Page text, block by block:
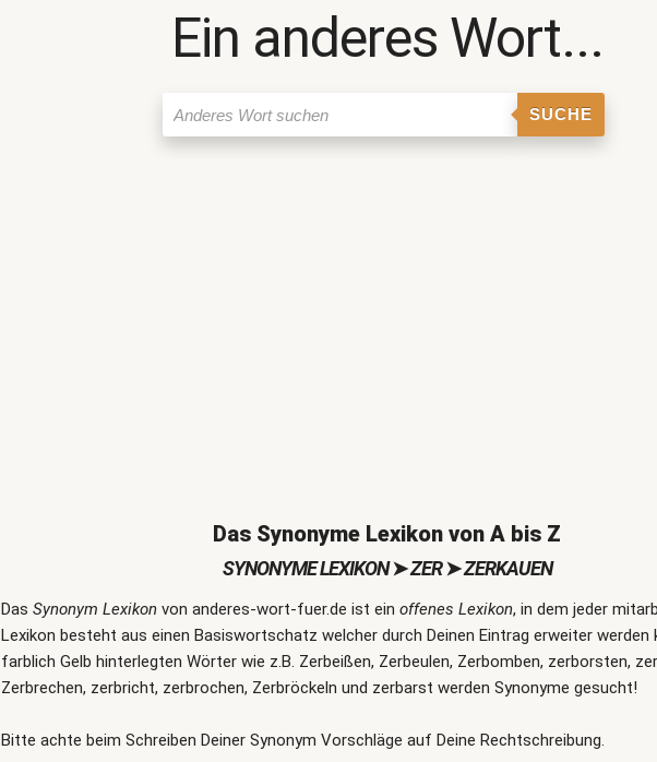
Ein anderes Wort...
SUCHE
Das Synonyme Lexikon von A bis Z
SYNONYME LEXIKON➤ZER➤ZERKAUEN
Das Synonym Lexikonvon anderes-wort-fuer.de ist ein offenes Lexikon, in dem jeder
Lexikon besteht aus einen Basiswortschatz welcher durch Deinen Eintrag erweiter werden
farblich Gelb hinterlegten Wörter wie z.B. Zerbeißen, Zerbeulen, Zerbomben, zerborsten,
Zerbrechen, zerbricht, zerbrochen, Zerbröckeln und zerbarst werden Synonyme gesucht!
Bitte achte beim Schreiben Deiner Synonym Vorschläge auf Deine Rechtschreibung.